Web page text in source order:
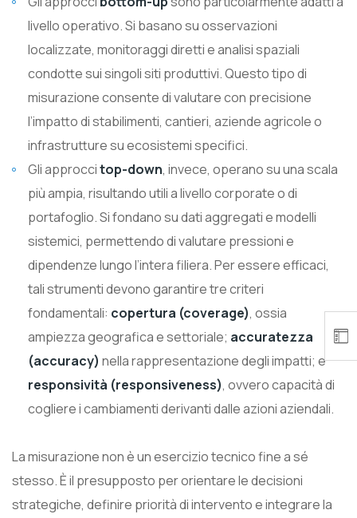
livello operativo. Si basano su osservazioni
localizzate, monitoraggi diretti e analisi spaziali
condotte sui singoli siti produttivi. Questo tipo di
misurazione consente di valutare con precisione
l’impatto di stabilimenti, cantieri, aziende agricole o
infrastrutture su ecosistemi specifici.
Gli approccitop-down, invece, operano su una scala
più ampia, risultando utili a livello corporate o di
portafoglio. Si fondano su dati aggregati e modelli
sistemici, permettendo di valutare pressioni e
dipendenze lungo l’intera filiera. Per essere efficaci,
tali strumenti devono garantire tre criteri
fondamentali: copertura (coverage), ossia
ampiezza geografica e settoriale; accuratezza
(accuracy) nella rappresentazione degli impatti; e
responsività (responsiveness), ovvero capacità di
cogliere i cambiamenti derivanti dalle azioni aziendali.
La misurazione non è un esercizio tecnico fine a sé
stesso. È il presupposto per orientare le decisioni
strategiche, definire priorità di intervento e integrare la